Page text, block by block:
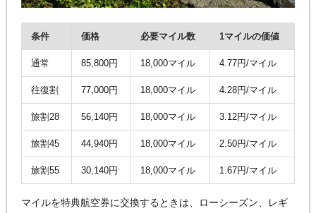
条件 価格 必要マイル数 1マイルの価値
通常 85,800円 18,000マイル 4.77円/マイル
往復割 77,000円 18,000マイル 4.28円/マイル
旅割28 56,140円 18,000マイル 3.12円/マイル
旅割45 44,940円 18,000マイル 2.50円/マイル
旅割55 30,140円 18,000マイル 1.67円/マイル
マイルを特典航空券に交換するときは、ローシーズン、レギ